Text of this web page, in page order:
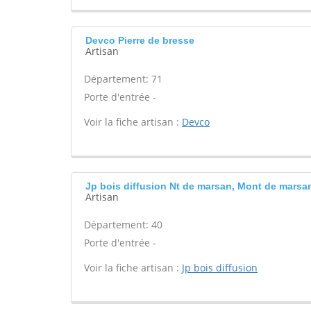
Devco Pierre de bresse
Artisan
Département: 71
Porte d'entrée -
Voir la fiche artisan : Devco
Jp bois diffusion Nt de marsan, Mont de
Artisan
Département: 40
Porte d'entrée -
Voir la fiche artisan : Jp bois diffusion